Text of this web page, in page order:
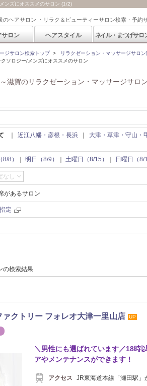
ンズにオススメのサロン (1/2)
のヘアサロン ・リラク＆ビューティーサロン検索・予約
サロン ヘアスタイル ネイル・まつげサロ
ジサロン検索トップ> リラクゼーション・マッサージサロ
ソロジー/メンズにオススメのサロン
～滋賀のリラクゼーション・マッサージサロ
近江八幡・彦根・長浜 大津・草津・守山・
8） 明日（8/9） 土曜日（8/15） 日曜日（8/
なし
があるサロン
定
の検索結果
クトリー フォレオ大津一里山店 UP
＼男性にも選ばれています／18時
アやメンテナンスができます！
アクセス
JR東海道本線「瀬田駅」